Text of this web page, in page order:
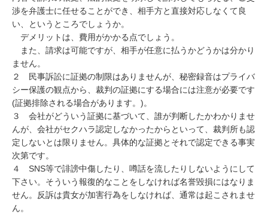
渉を弁護士に任せることができ、相手方と直接対応しなくて良
い、というところでしょうか。
デメリットは、費用がかかる点でしょう。
また、請求は可能ですが、相手が任意に払うかどうかは分かり
ません。
２　民事訴訟に証拠の制限はありませんが、秘密録音はプライバ
シー保護の観点から、裁判の証拠にする場合には注意が必要です
(証拠排除される場合があります。)。
３　会社がどういう証拠に基づいて、誰が判断したかわかりませ
んが、会社がセクハラ認定しなかったからといって、裁判所も認
定しないとは限りません。具体的な証拠とそれで認定できる事実
次第です。
４　SNS等で誹謗中傷したり、噂話を流したりしないようにして
下さい。そういう報復的なことをしなければ名誉毀損にはなりま
せん。反訴は貴女が加害行為をしなければ、通常は起こされませ
ん。